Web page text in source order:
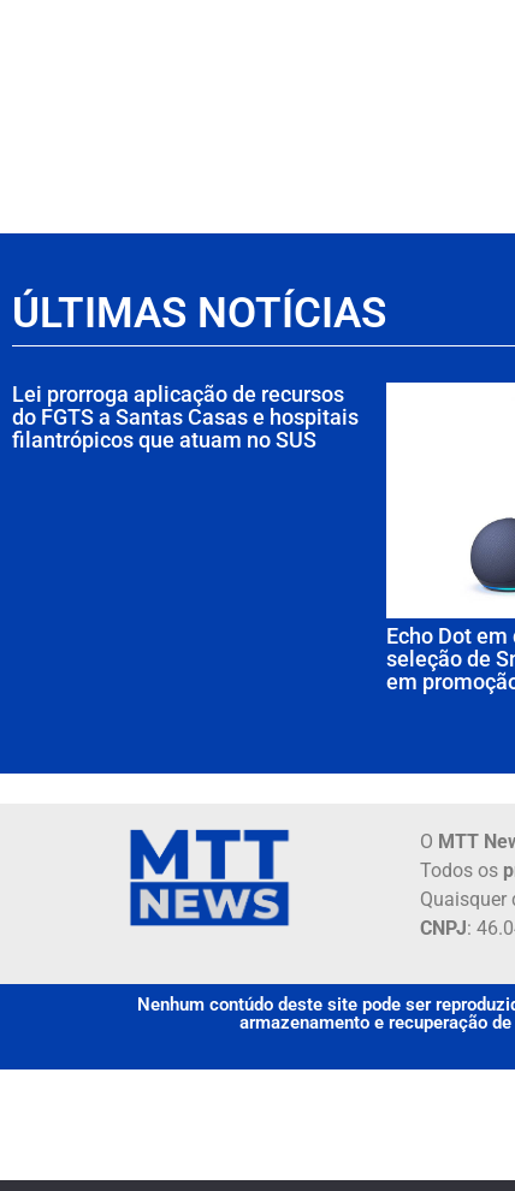
ÚLTIMAS NOTÍCIAS
Lei prorroga aplicação de recursos
do FGTS a Santas Casas e hospitais
filantrópicos que atuam no SUS
Echo Dot
seleção de
em
O MTT
Todos os
Quaisquer
CNPJ:
Nenhum contúdo deste site pode ser
armazenamento e recuperação